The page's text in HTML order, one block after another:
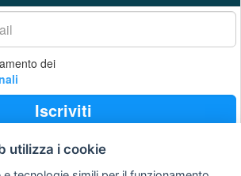
dei
Iscriviti
utilizza i cookie